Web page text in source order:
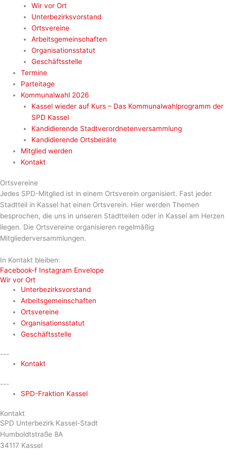
Wir vor Ort
Unterbezirksvorstand
Ortsvereine
Arbeitsgemeinschaften
Organisationsstatut
Geschäftsstelle
Termine
Parteitage
Kommunalwahl 2026
Kassel wieder auf Kurs – Das Kommunalwahlprogramm der
SPD Kassel
Kandidierende Stadtverordnetenversammlung
Kandidierende Ortsbeiräte
Mitglied werden
Kontakt
Ortsvereine
Jedes SPD-Mitglied ist in einem Ortsverein organisiert. Fast jeder
Stadtteil in Kassel hat einen Ortsverein. Hier werden Themen
besprochen, die uns in unseren Stadtteilen oder in Kassel am Herzen
liegen. Die Ortsvereine organisieren regelmäßig
Mitgliederversammlungen.
In Kontakt bleiben:
Facebook-f Instagram Envelope
Wir vor Ort
Unterbezirksvorstand
Arbeitsgemeinschaften
Ortsvereine
Organisationsstatut
Geschäftsstelle
---
Kontakt
---
SPD-Fraktion Kassel
Kontakt
SPD Unterbezirk Kassel-Stadt
Humboldtstraße 8A
34117 Kassel